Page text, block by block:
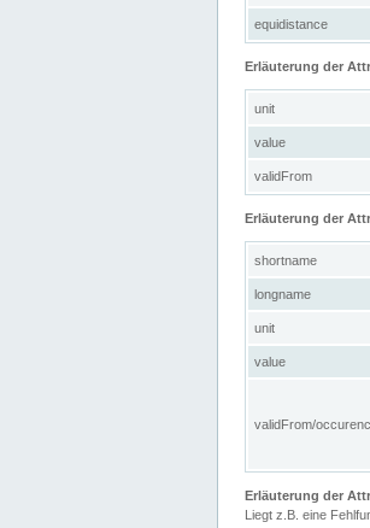
equidistance
Erläuterung der
unit
value
validFrom
Erläuterung der
shortname
longname
unit
value
validFrom/
Erläuterung der
Liegt z.B. eine